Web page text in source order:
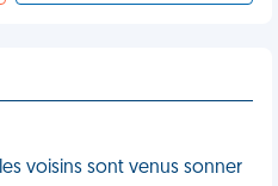
voisins sont venus sonner